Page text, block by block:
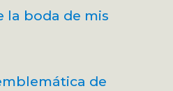
la boda de mis
de